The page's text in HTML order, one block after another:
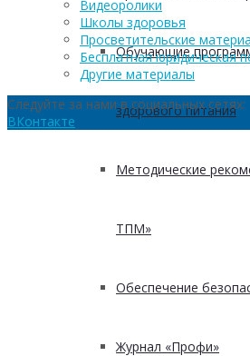
Обучающие
здорового питания
Методические
ТПМ»
Обеспечение
Журнал «Профи»
Видеоролики
Школы здоровья
Просветительские
Бесплатная юридическая
Другие материалы
Следуйте за нами в социальных сетях:
ВКонтакте